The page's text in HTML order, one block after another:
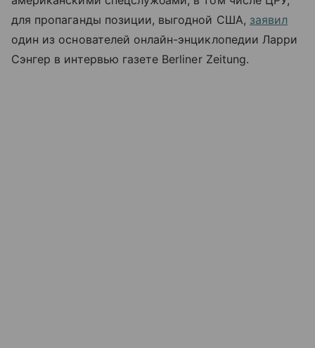
для пропаганды позиции, выгодной США, заявил
один из основателей онлайн-энциклопедии Ларри
Сэнгер в интервью газете Berliner Zeitung.